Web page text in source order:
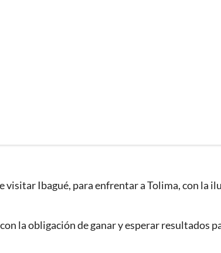
Ibagué, para enfrentar a Tolima, con la
la obligación de ganar y esperar resultados